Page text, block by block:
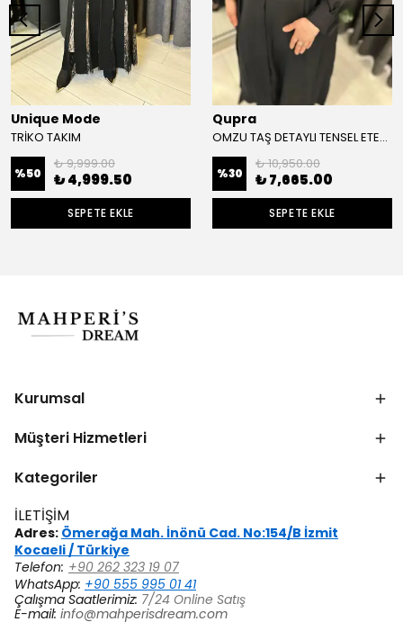
Unique Mode
TRİKO TAKIM
%50
₺ 9,999.00
₺ 4,999.50
SEPETE EKLE
Qupra
OMZU TAŞ DETAYLI TENSEL ETEKLİ TAKIM
%30
₺ 10,950.00
₺ 7,665.00
SEPETE EKLE
Kurumsal
Müşteri Hizmetleri
Kategoriler
İLETİŞİM
Adres: Ömerağa Mah. İnönü Cad. No:154/B İzmit
Kocaeli / Türkiye
Telefon: +90 262 323 19 07
WhatsApp: +90 555 995 01 41
Çalışma Saatlerimiz: 7/24 Online Satış
E-mail: info@mahperisdream.com